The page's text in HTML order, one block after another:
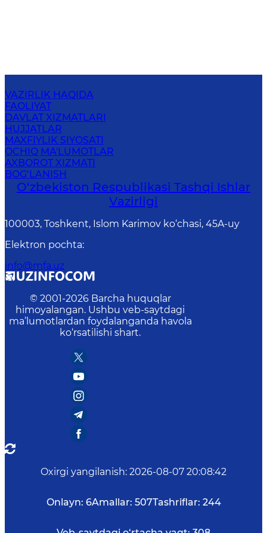
VAZIRLIK HAQIDA
FAOLIYAT
DAVLAT XIZMATLARI
HUJJATLAR
MAXFIYLIK SIYOSATI
OCHIQ MA'LUMOTLAR
AXBOROT XIZMATI
BOG‘LANISH
O‘zbеkistоn Rеspublikаsi Tashqi Ishlаr
Vаzirligi
100003, Toshkent, Islom Karimov ko‘chasi, 45A-uy
Elektron pochta:
info@mfa.uz
© 2001-2026 Barcha huquqlar
himoyalangan. Ushbu veb-saytdagi
ma’lumotlardan foydalanganda havola
ko‘rsatilishi shart.
Oxirgi yangilanish: 2026-08-07 20:08:42
Onlayn: 6Amallar: 507Tashriflar: 244